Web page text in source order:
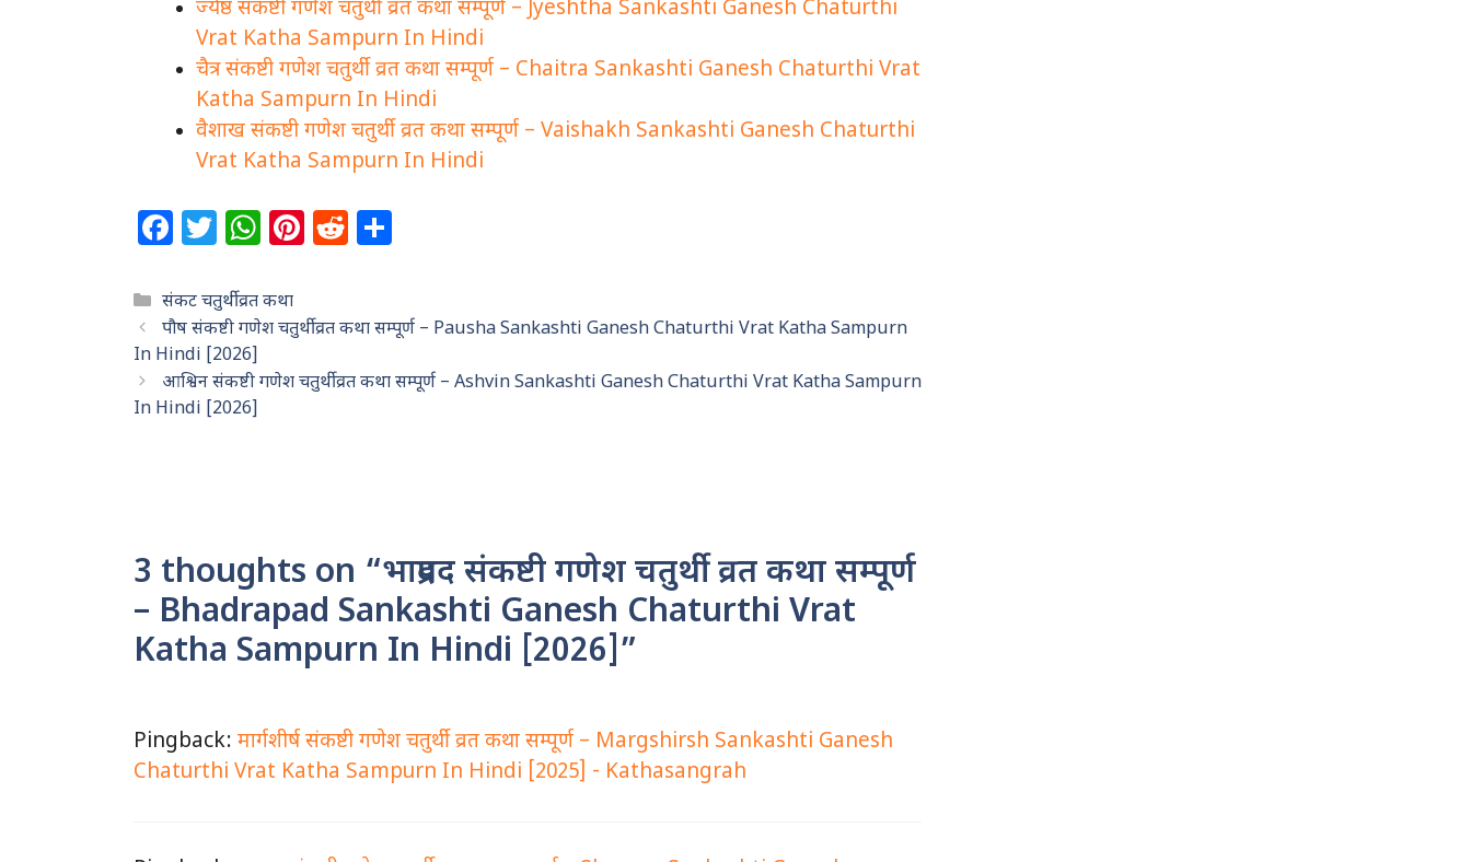
ज्येष्ठ संकष्टी गणेश चतुर्थी व्रत कथा सम्पूर्ण – Jyeshtha Sankashti Ganesh Chaturthi
Vrat Katha Sampurn In Hindi
चैत्र संकष्टी गणेश चतुर्थी व्रत कथा सम्पूर्ण – Chaitra Sankashti Ganesh Chaturthi Vrat
Katha Sampurn In Hindi
वैशाख संकष्टी गणेश चतुर्थी व्रत कथा सम्पूर्ण – Vaishakh Sankashti Ganesh Chaturthi
Vrat Katha Sampurn In Hindi
F
c
e
b
o
T
itt
e
r
W
at
s
A
p
Pi
re
st
R
di
t
e
Categories
संकट चतुर्थी व्रत कथा
पौष संकष्टी गणेश चतुर्थी व्रत कथा सम्पूर्ण – Pausha Sankashti Ganesh Chaturthi Vrat Katha Sampurn
In Hindi [2026]
आश्विन संकष्टी गणेश चतुर्थी व्रत कथा सम्पूर्ण – Ashvin Sankashti Ganesh Chaturthi Vrat Katha Sampurn
In Hindi [2026]
3 thoughts on “भाद्रपद संकष्टी गणेश चतुर्थी व्रत कथा सम्पूर्ण
– Bhadrapad Sankashti Ganesh Chaturthi Vrat
Katha Sampurn In Hindi [2026]”
Pingback: मार्गशीर्ष संकष्टी गणेश चतुर्थी व्रत कथा सम्पूर्ण – Margshirsh Sankashti Ganesh
Chaturthi Vrat Katha Sampurn In Hindi [2025] - Kathasangrah